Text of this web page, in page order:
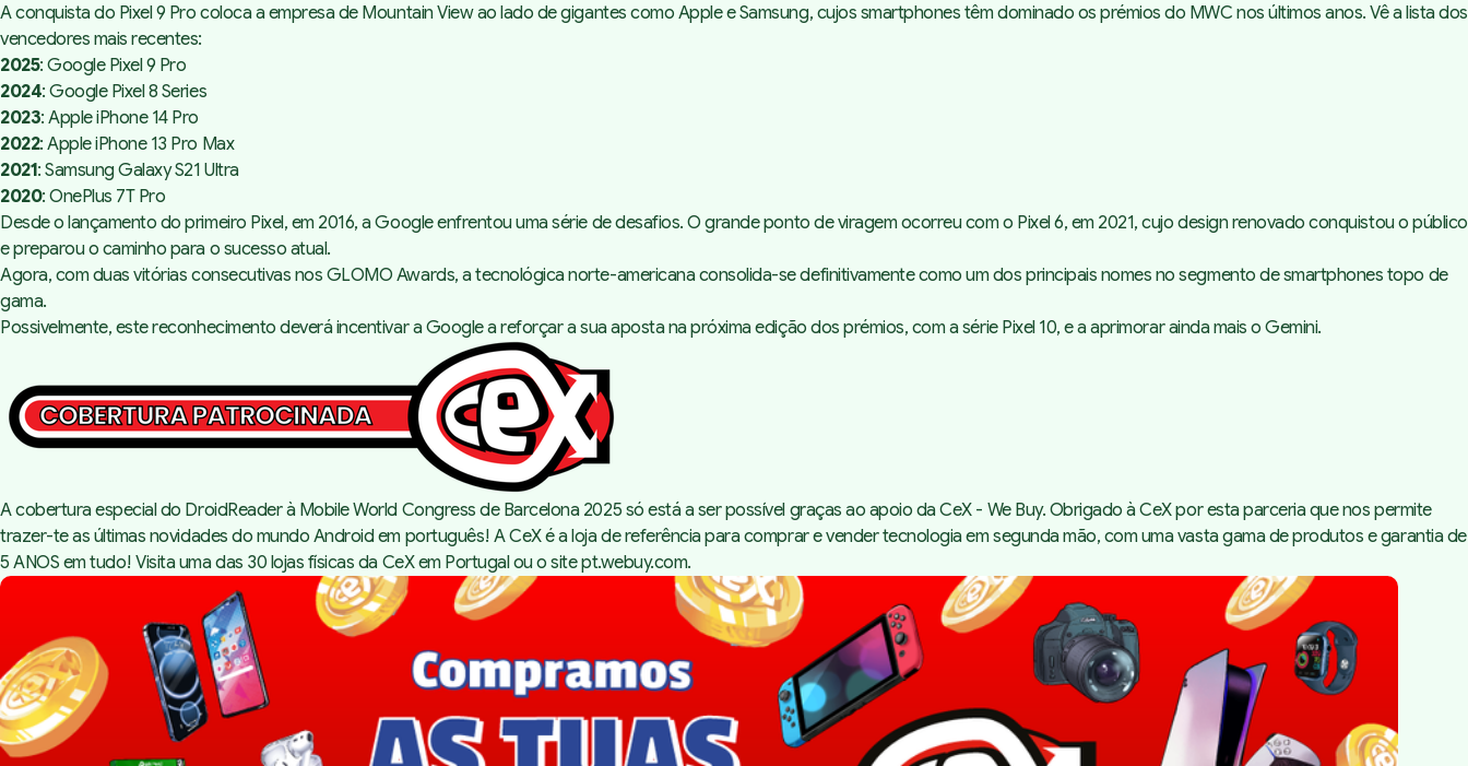
A conquista do Pixel 9 Pro coloca a empresa de Mountain View ao lado de gigantes como Apple e Samsung, cujos smartphones têm dominado os prémios do MWC nos últimos anos. Vê a lista dos
vencedores mais recentes:
2025: Google Pixel 9 Pro
2024: Google Pixel 8 Series
2023: Apple iPhone 14 Pro
2022: Apple iPhone 13 Pro Max
2021: Samsung Galaxy S21 Ultra
2020: OnePlus 7T Pro
Desde o lançamento do primeiro Pixel, em 2016, a Google enfrentou uma série de desafios. O grande ponto de viragem ocorreu com o Pixel 6, em 2021, cujo design renovado conquistou o público
e preparou o caminho para o sucesso atual.
Agora, com duas vitórias consecutivas nos GLOMO Awards, a tecnológica norte-americana consolida-se definitivamente como um dos principais nomes no segmento de smartphones topo de
gama.
Possivelmente, este reconhecimento deverá incentivar a Google a reforçar a sua aposta na próxima edição dos prémios, com a série Pixel 10, e a aprimorar ainda mais o Gemini.
A cobertura especial do DroidReader à Mobile World Congress de Barcelona 2025 só está a ser possível graças ao apoio da CeX - We Buy. Obrigado à CeX por esta parceria que nos permite
trazer-te as últimas novidades do mundo Android em português! A CeX é a loja de referência para comprar e vender tecnologia em segunda mão, com uma vasta gama de produtos e garantia de
5 ANOS em tudo! Visita uma das 30 lojas físicas da CeX em Portugal ou o sitept.webuy.com.